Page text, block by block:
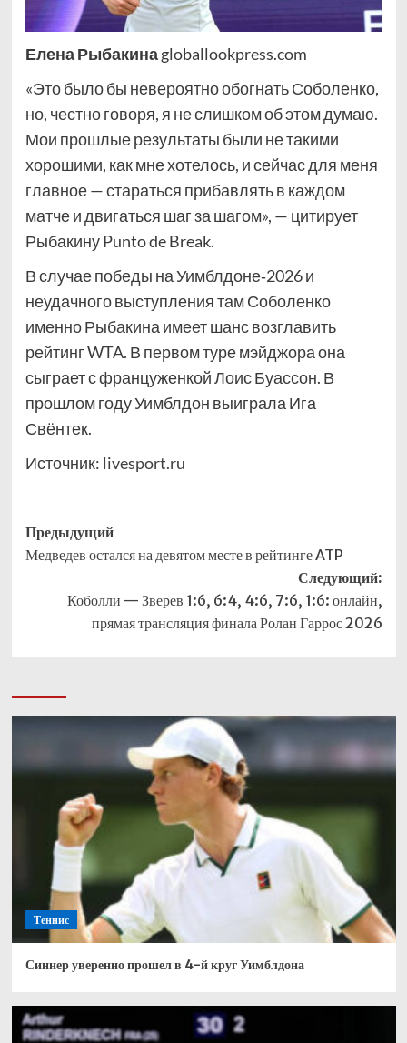
Елена Рыбакинаgloballookpress.com
«Это было бы невероятно обогнать Соболенко,
но, честно говоря, я не слишком об этом думаю.
Мои прошлые результаты были не такими
хорошими, как мне хотелось, и сейчас для меня
главное — стараться прибавлять в каждом
матче и двигаться шаг за шагом», — цитирует
Рыбакину Punto de Break.
В случае победы на Уимблдоне‑2026 и
неудачного выступления там Соболенко
именно Рыбакина имеет шанс возглавить
рейтинг WTA. В первом туре мэйджора она
сыграет с француженкой Лоис Буассон. В
прошлом году Уимблдон выиграла Ига
Свёнтек.
Источник: livesport.ru
Навигация
записи
Предыдущий
Медведев остался на девятом месте в рейтинге ATP
Следующий:
Коболли — Зверев 1:6, 6:4, 4:6, 7:6, 1:6: онлайн,
прямая трансляция финала Ролан Гаррос 2026
Теннис
Синнер уверенно прошел в 4-й круг Уимблдона